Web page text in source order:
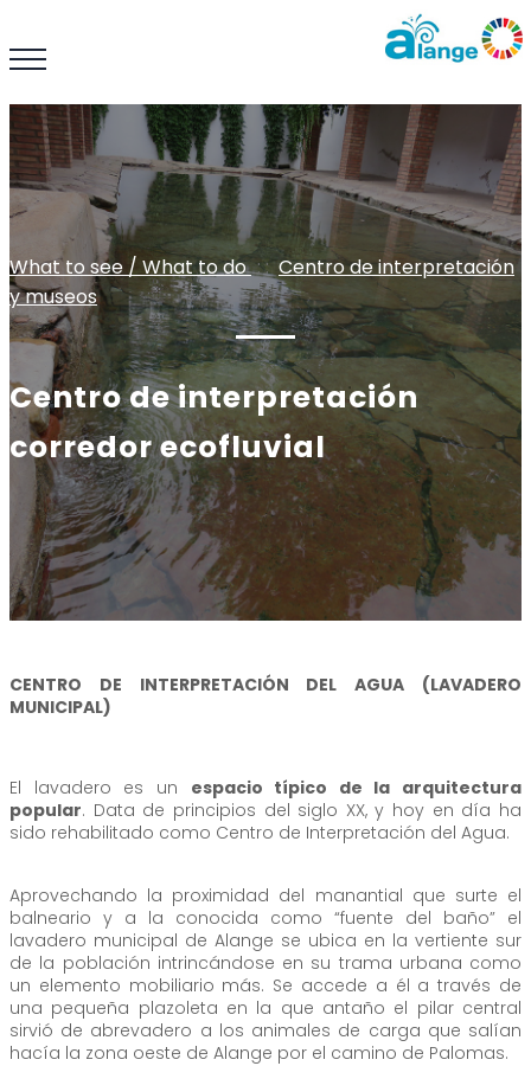
What to see / What to do: : Centro de interpretación
y museos
Centro de interpretación
corredor ecofluvial
CENTRO DE INTERPRETACIÓN DEL AGUA (LAVADERO
MUNICIPAL)
El lavadero es un espacio típico de la arquitectura
popular. Data de principios del siglo XX, y hoy en día ha
sido rehabilitado como Centro de Interpretación del Agua.
Aprovechando la proximidad del manantial que surte el
balneario y a la conocida como “fuente del baño” el
lavadero municipal de Alange se ubica en la vertiente sur
de la población intrincándose en su trama urbana como
un elemento mobiliario más. Se accede a él a través de
una pequeña plazoleta en la que antaño el pilar central
sirvió de abrevadero a los animales de carga que salían
hacía la zona oeste de Alange por el camino de Palomas.